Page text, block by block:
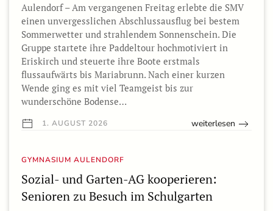
Aulendorf – Am vergangenen Freitag erlebte die SMV
einen unvergesslichen Abschlussausflug bei bestem
Sommerwetter und strahlendem Sonnenschein. Die
Gruppe startete ihre Paddeltour hochmotiviert in
Eriskirch und steuerte ihre Boote erstmals
flussaufwärts bis Mariabrunn. Nach einer kurzen
Wende ging es mit viel Teamgeist bis zur
wunderschöne Bodense…
1. AUGUST 2026 weiterlesen
GYMNASIUM AULENDORF
Sozial- und Garten-AG kooperieren:
Senioren zu Besuch im Schulgarten